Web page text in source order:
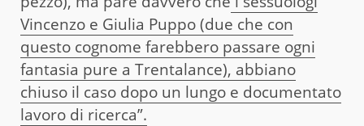
Vincenzo e Giulia Puppo (due che con
questo cognome farebbero passare ogni
fantasia pure a Trentalance), abbiano
chiuso il caso dopo un lungo e documentato
lavoro di ricerca”.